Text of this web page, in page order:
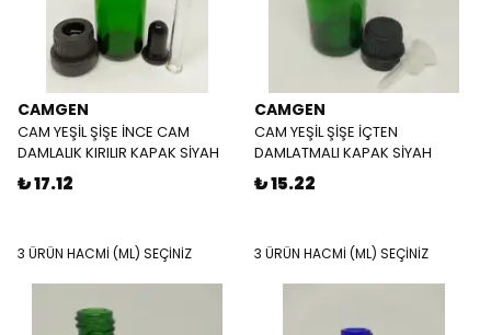
CAMGEN
CAM YEŞİL ŞİŞE İNCE CAM
DAMLALIK KIRILIR KAPAK SİYAH
₺ 17.12
3 ÜRÜN HACMİ (ML) SEÇİNİZ
CAMGEN
CAM YEŞİL ŞİŞE İÇTEN
DAMLATMALI KAPAK SİYAH
₺ 15.22
3 ÜRÜN HACMİ (ML) SEÇİNİZ